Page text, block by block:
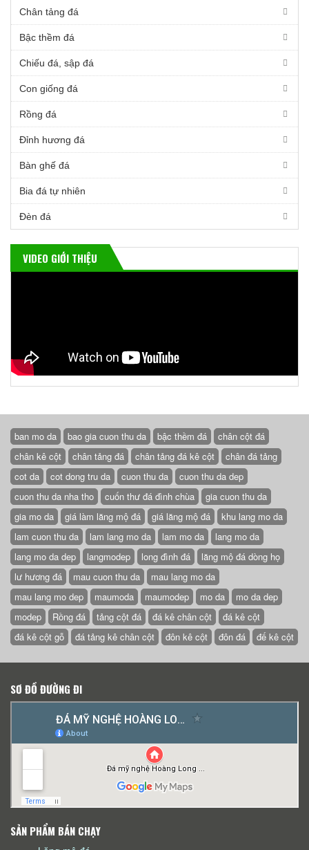
Chân tảng đá
Bậc thềm đá
Chiếu đá, sập đá
Con giống đá
Rồng đá
Đỉnh hương đá
Bàn ghế đá
Bia đá tự nhiên
Đèn đá
VIDEO GIỚI THIỆU
ban mo da bao gia cuon thu da bậc thềm đá
chân cột đá
chân kê cột
chân tảng đá chân tảng đá kê cột
chân đá tảng
cot da
cot dong tru da cuon thu da
cuon thu da dep
cuon thu da nha tho
cuốn thư đá đình chùa
gia cuon thu da
gia mo da
giá làm lăng mộ đá giá lăng mộ đá
khu lang mo da
lam cuon thu da
lam lang mo da lam mo da
lang mo da
lang mo da dep
langmodep long đình đá
lăng mộ đá dòng họ
lư hương đá
mau cuon thu da
mau lang mo da
mau lang mo dep
maumoda maumodep mo da
mo da dep
modep
Rồng đá tảng cột đá đá kê chân cột
đá kê cột
đá kê cột gỗ
đá tảng kê chân cột đôn kê cột đôn đá đế kê cột
SƠ ĐỒ ĐƯỜNG ĐI
SẢN PHẨM BÁN CHẠY